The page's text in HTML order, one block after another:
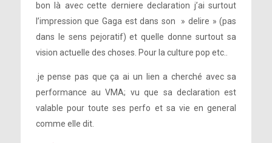
bon là avec cette derniere declaration j’ai surtout
l’impression que Gaga est dans son » delire » (pas
dans le sens pejoratif) et quelle donne surtout sa
vision actuelle des choses. Pour la culture pop etc..
.je pense pas que ça ai un lien a cherché avec sa
performance au VMA; vu que sa declaration est
valable pour toute ses perfo et sa vie en general
comme elle dit.